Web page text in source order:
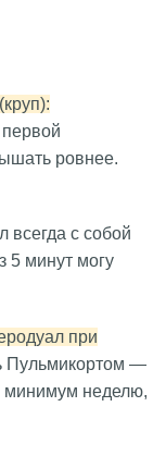
ровнее.
всегда с собой
5 минут могу
при
Пульмикортом —
минимум неделю,